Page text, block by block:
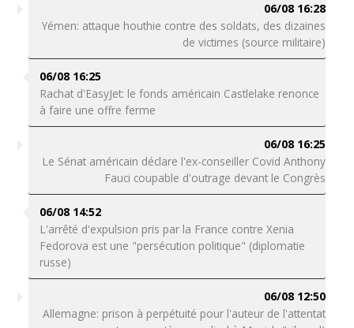
06/08 16:28
Yémen: attaque houthie contre des soldats, des dizaines
de victimes (source militaire)
06/08 16:25
Rachat d'EasyJet: le fonds américain Castlelake renonce
à faire une offre ferme
06/08 16:25
Le Sénat américain déclare l'ex-conseiller Covid Anthony
Fauci coupable d'outrage devant le Congrès
06/08 14:52
L'arrêté d'expulsion pris par la France contre Xenia
Fedorova est une "persécution politique" (diplomatie
russe)
06/08 12:50
Allemagne: prison à perpétuité pour l'auteur de l'attentat